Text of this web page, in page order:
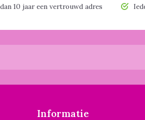
10 jaar een vertrouwd adres
Informatie